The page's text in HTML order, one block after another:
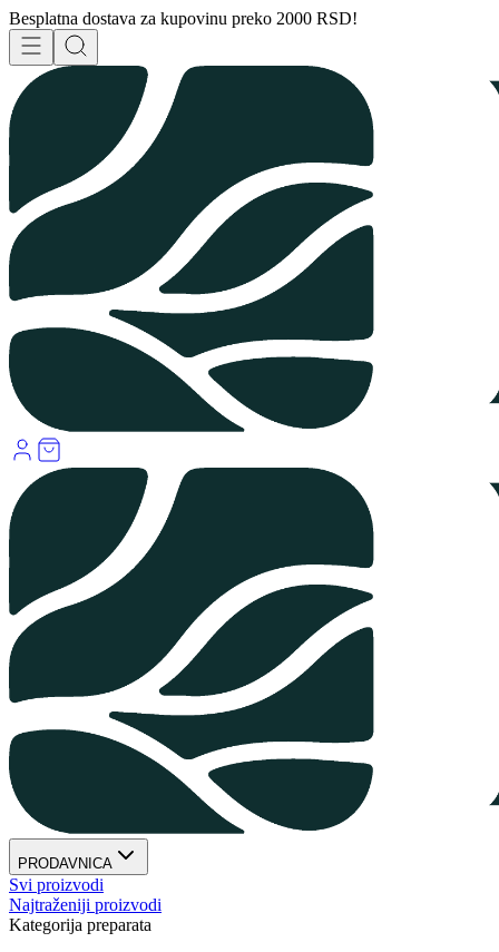
Besplatna dostava za kupovinu preko 2000 RSD!
PRODAVNICA
Svi proizvodi
Najtraženiji proizvodi
Kategorija preparata